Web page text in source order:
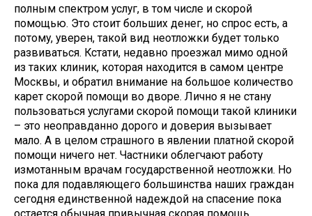
полным спектром услуг, в том числе и скорой
помощью. Это стоит больших денег, но спрос есть, а
потому, уверен, такой вид неотложки будет только
развиваться. Кстати, недавно проезжал мимо одной
из таких клиник, которая находится в самом центре
Москвы, и обратил внимание на большое количество
карет скорой помощи во дворе. Лично я не стану
пользоваться услугами скорой помощи такой клиники
– это неоправданно дорого и доверия вызывает
мало. А в целом страшного в явлении платной скорой
помощи ничего нет. Частники облегчают работу
измотанным врачам государственной неотложки. Но
пока для подавляющего большинства наших граждан
сегодня единственной надеждой на спасение пока